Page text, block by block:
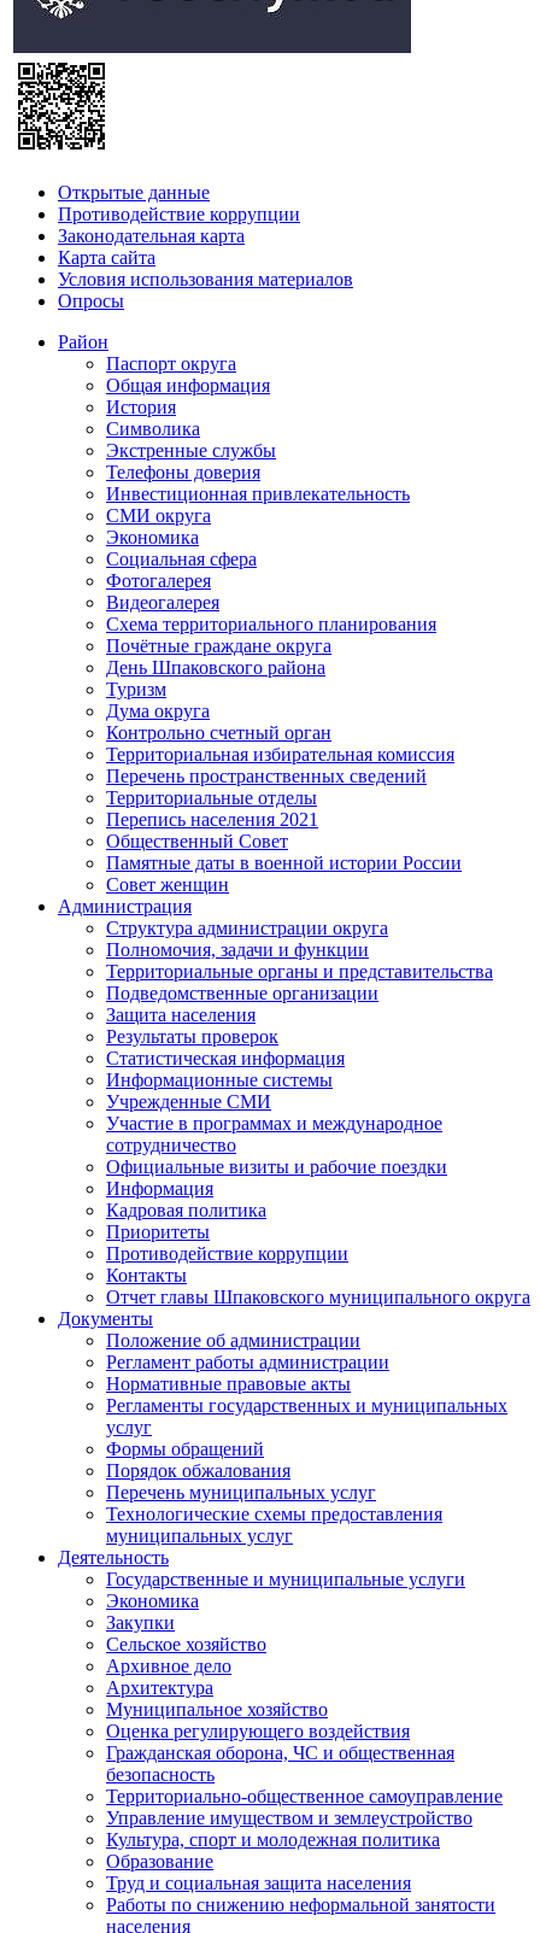
Открытые данные
Противодействие коррупции
Законодательная карта
Карта сайта
Условия использования материалов
Опросы
Район
Паспорт округа
Общая информация
История
Символика
Экстренные службы
Телефоны доверия
Инвестиционная привлекательность
СМИ округа
Экономика
Социальная сфера
Фотогалерея
Видеогалерея
Схема территориального планирования
Почётные граждане округа
День Шпаковского района
Туризм
Дума округа
Контрольно счетный орган
Территориальная избирательная комиссия
Перечень пространственных сведений
Территориальные отделы
Перепись населения 2021
Общественный Совет
Памятные даты в военной истории России
Совет женщин
Администрация
Структура администрации округа
Полномочия, задачи и функции
Территориальные органы и представительства
Подведомственные организации
Защита населения
Результаты проверок
Статистическая информация
Информационные системы
Учрежденные СМИ
Участие в программах и международное
сотрудничество
Официальные визиты и рабочие поездки
Информация
Кадровая политика
Приоритеты
Противодействие коррупции
Контакты
Отчет главы Шпаковского муниципального округа
Документы
Положение об администрации
Регламент работы администрации
Нормативные правовые акты
Регламенты государственных и муниципальных
услуг
Формы обращений
Порядок обжалования
Перечень муниципальных услуг
Технологические схемы предоставления
муниципальных услуг
Деятельность
Государственные и муниципальные услуги
Экономика
Закупки
Сельское хозяйство
Архивное дело
Архитектура
Муниципальное хозяйство
Оценка регулирующего воздействия
Гражданская оборона, ЧС и общественная
безопасность
Территориально-общественное самоуправление
Управление имуществом и землеустройство
Культура, спорт и молодежная политика
Образование
Труд и социальная защита населения
Работы по снижению неформальной занятости
населения